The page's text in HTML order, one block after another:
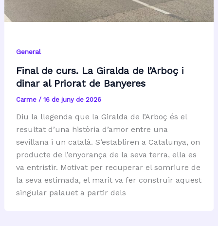
General
Final de curs. La Giralda de l’Arboç i
dinar al Priorat de Banyeres
Carme / 16 de juny de 2026
Diu la llegenda que la Giralda de l’Arboç és el
resultat d’una història d’amor entre una
sevillana i un català. S’establiren a Catalunya, on
producte de l’enyorança de la seva terra, ella es
va entristir. Motivat per recuperar el somriure de
la seva estimada, el marit va fer construir aquest
singular palauet a partir dels